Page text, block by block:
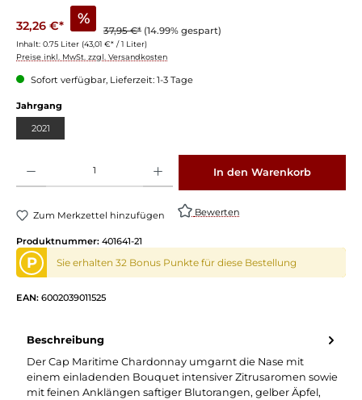
32,26 €* %
37,95 €* (14.99% gespart)
Inhalt: 0.75 Liter (43,01 €* / 1 Liter)
Preise inkl. MwSt. zzgl. Versandkosten
Sofort verfügbar, Lieferzeit: 1-3 Tage
Jahrgang
2021
In den Warenkorb
Zum Merkzettel hinzufügen Bewerten
Produktnummer: 401641-21
P Sie erhalten 32 Bonus Punkte für diese Bestellung
EAN: 6002039011525
Beschreibung
Der Cap Maritime Chardonnay umgarnt die Nase mit
einem einladenden Bouquet intensiver Zitrusaromen sowie
mit feinen Anklängen saftiger Blutorangen, gelber Äpfel,